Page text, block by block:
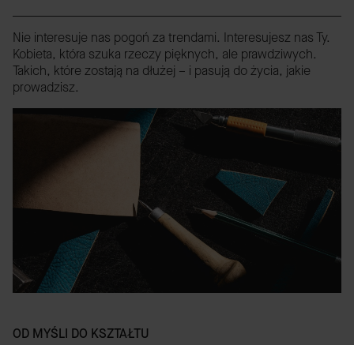
Nie interesuje nas pogoń za trendami. Interesujesz nas Ty.
Kobieta, która szuka rzeczy pięknych, ale prawdziwych.
Takich, które zostają na dłużej – i pasują do życia, jakie
prowadzisz.
OD MYŚLI DO KSZTAŁTU